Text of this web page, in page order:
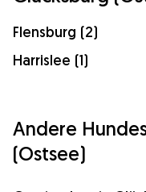
Flensburg (2)
Harrislee (1)
Andere
(Ostsee)